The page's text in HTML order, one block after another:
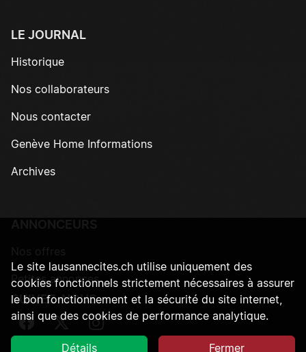
LE JOURNAL
Historique
Nos collaborateurs
Nous contacter
Genève Home Informations
Archives
Petites annonces
SUIVEZ-NOUS
Suivez-nous sur Facebook
Suivez-nous sur Twitter
Suivez-nous sur Instagram
Le site lausannecites.ch utilise uniquement des
cookies fonctionnels strictement nécessaires à assurer
le bon fonctionnement et la sécurité du site internet,
ainsi que des cookies de performance analytique.
Détails Fermer